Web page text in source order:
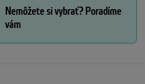
Nemôžete si vybrať? Poradíme
vám